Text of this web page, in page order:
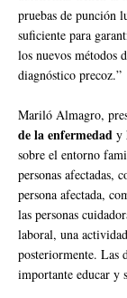
pruebas de punción
suficiente para
los nuevos métodos
diagnóstico precoz.”
Mariló Almagro,
de la enfermedad y
sobre el entorno
personas afectadas,
persona afectada,
las personas
laboral, una
posteriormente. Las
importante educar y